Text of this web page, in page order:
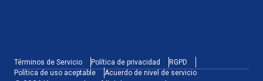
Términos de Servicio Política de privacidad
RGPD
Política de uso aceptable
Acuerdo de nivel de servicio